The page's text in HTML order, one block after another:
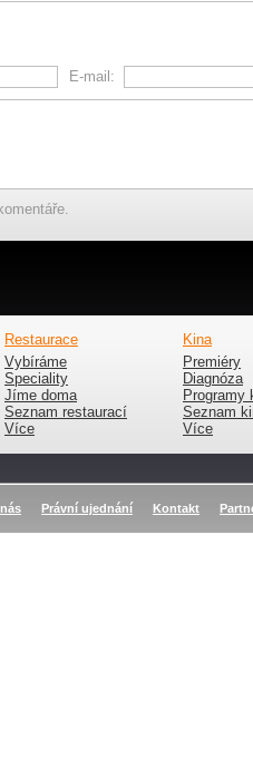
E-mail:
Restaurace
Vybíráme
Speciality
Jíme doma
Seznam restaurací
Více
Kina
Premiéry
Diagnóza
Programy
Seznam
Více
Právní ujednání Kontakt